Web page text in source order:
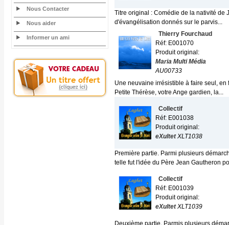
Nous Contacter
Nous aider
Informer un ami
Titre original : Comédie de la nativité de
d'évangélisation donnés sur le parvis...
Thierry Fourchaud
Réf: E001070
Produit original:
Maria Multi Média
AU00733
Une neuvaine irrésistible à faire seul,
Petite Thérèse, votre Ange gardien, la...
Collectif
Réf: E001038
Produit original:
eXultetXLT1038
Première partie. Parmi plusieurs
telle fut l'idée du Père Jean Gautheron
Collectif
Réf: E001039
Produit original:
eXultetXLT1039
Deuxième partie. Parmis plusieurs